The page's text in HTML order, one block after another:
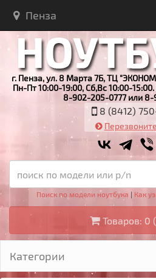
Пенза
г. Пенза, ул. 8 Марта 7Б, ТЦ
Пн-Пт 10:00-19:00, Сб,Вс 10:00-
8-902-205-0777 или
8 (8412)
Поиск по модели ноутбука | Как
Товаров: 0
Категории